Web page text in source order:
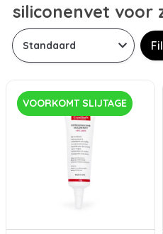
siliconenvet voor
VOORKOMT SLIJTAGE